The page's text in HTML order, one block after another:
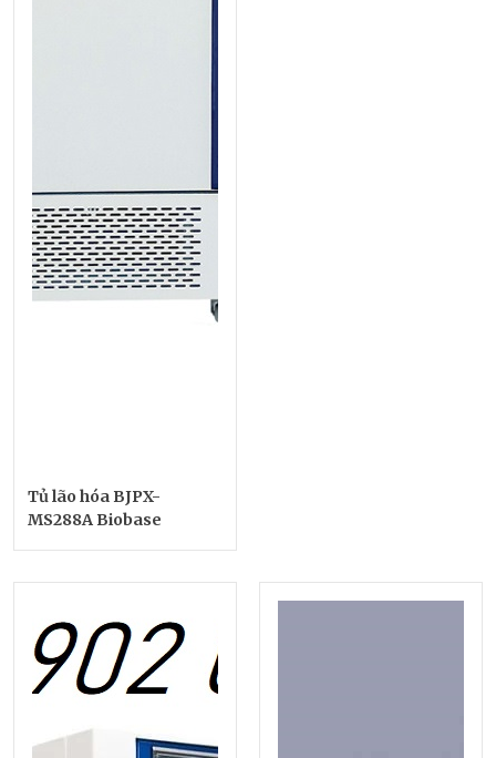
Tủ lão hóa BJPX-
MS288A Biobase